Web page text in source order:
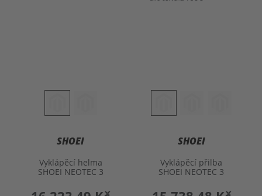
SHOEI
Vyklápěcí helma
SHOEI NEOTEC 3
SHOEI
Vyklápěcí přilba
SHOEI NEOTEC 3